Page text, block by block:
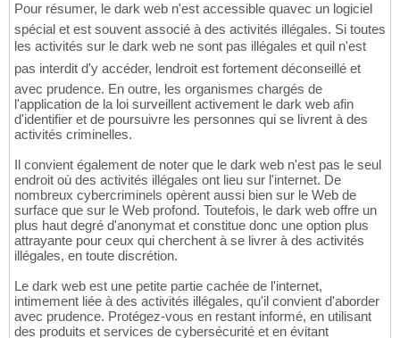
Pour résumer, le dark web n'est accessible quavec un logiciel
spécial et est souvent associé à des activités illégales. Si toutes
les activités sur le dark web ne sont pas illégales et quil n'est
pas interdit d'y accéder, lendroit est fortement déconseillé et
avec prudence. En outre, les organismes chargés de
l'application de la loi surveillent activement le dark web afin
d'identifier et de poursuivre les personnes qui se livrent à des
activités criminelles.
Il convient également de noter que le dark web n'est pas le seul
endroit où des activités illégales ont lieu sur l'internet. De
nombreux cybercriminels opèrent aussi bien sur le Web de
surface que sur le Web profond. Toutefois, le dark web offre un
plus haut degré d'anonymat et constitue donc une option plus
attrayante pour ceux qui cherchent à se livrer à des activités
illégales, en toute discrétion.
Le dark web est une petite partie cachée de l'internet,
intimement liée à des activités illégales, qu'il convient d'aborder
avec prudence. Protégez-vous en restant informé, en utilisant
des produits et services de cybersécurité et en évitant